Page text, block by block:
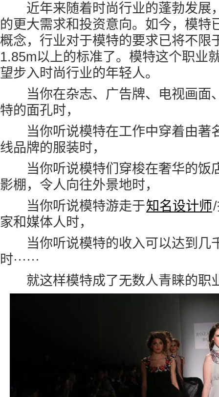
近年来随着时尚行业的蓬勃发展
的更大需求和投资意向。如今，模特
概念，行业对于模特的要求已将不限
1.85m以上的标准了。模特这个职业
望步入时尚行业的年轻人。
当你在杂志、广告牌、电视画面
特的面孔时，
当你听说模特在工作中穿着由著
线品牌的服装时，
当你听说模特们穿梭在奢华的饭
影棚，令人向往外景地时，
当你听说模特游走于知名设计师
家和媒体人时，
当你听说模特的收入可以达到几
时······
就这样模特成了无数人青睐的职